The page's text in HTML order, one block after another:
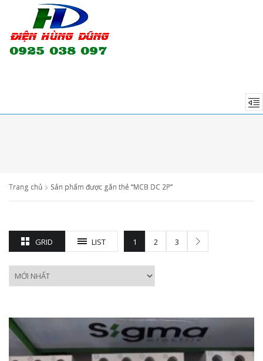
Trang chủ Sản phẩm được gắn thẻ “MCB DC 2P”
GRID LIST 1 2 3